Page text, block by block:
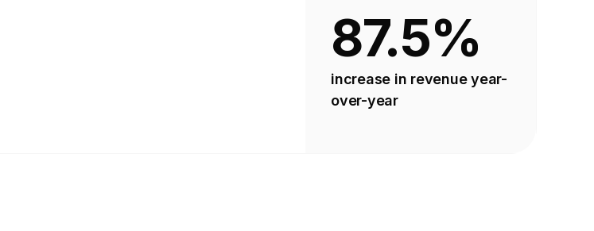
87.5%
increase in revenue year-
over-year